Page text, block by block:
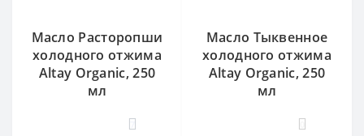
Масло Расторопши
холодного отжима
Altay Organic, 250
мл
Масло Тыквенное
холодного отжима
Altay Organic, 250
мл